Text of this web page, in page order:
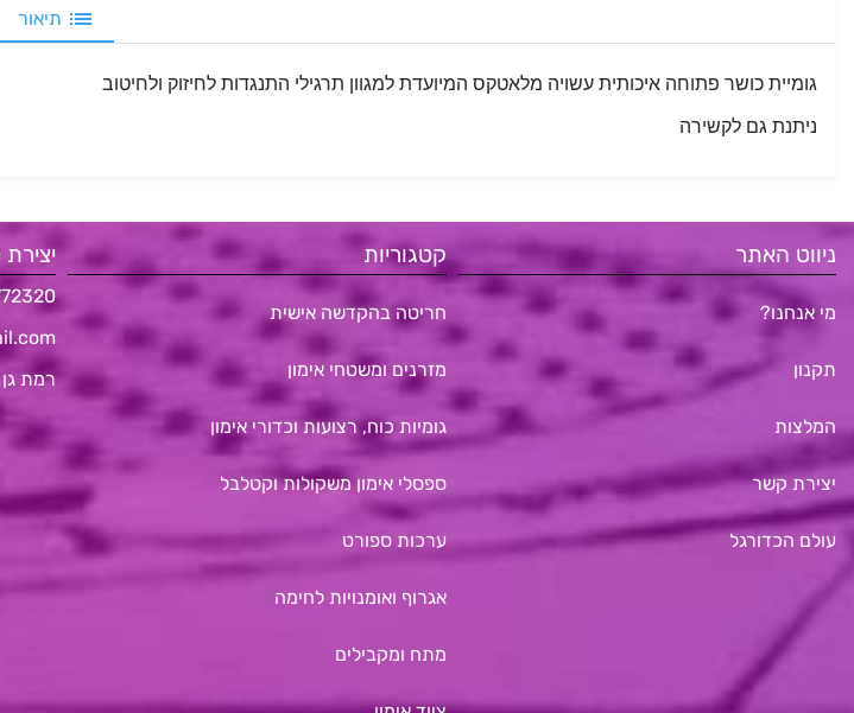
תיאור
גומיית כושר פתוחה איכותית עשויה מלאטקס המיועדת למגוון תרגילי התנגדות לחיזוק ולחיטוב
ניתנת גם לקשירה
ניווט האתר
מי אנחנו?
תקנון
המלצות
יצירת קשר
עולם הכדורגל
קטגוריות
חריטה בהקדשה אישית
מזרנים ומשטחי אימון
גומיות כוח, רצועות וכדורי אימון
ספסלי אימון משקולות וקטלבל
ערכות ספורט
אגרוף ואומנויות לחימה
מתח ומקבילים
רמת גן